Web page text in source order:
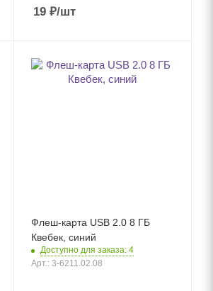
19₽/шт
Флеш-карта USB 2.0 8 ГБ
Квебек, синий
Доступно для заказа: 4
Арт.: 3-6211.02.08